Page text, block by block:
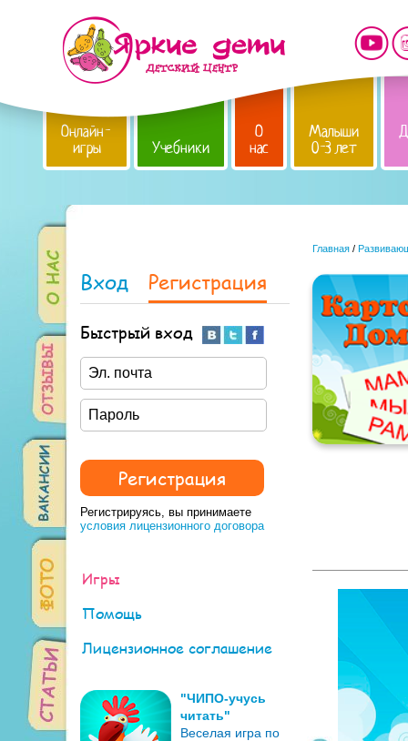
Онлайн-
игры Учебники
О
нас
Малыши
0-3 лет
Вход Регистрация
Быстрый вход
Регистрируясь, вы принимаете
условия лицензионного договора
Игры
Помощь
Лицензионное соглашение
"ЧИПО-учусь
читать"
Веселая игра по
Главная /